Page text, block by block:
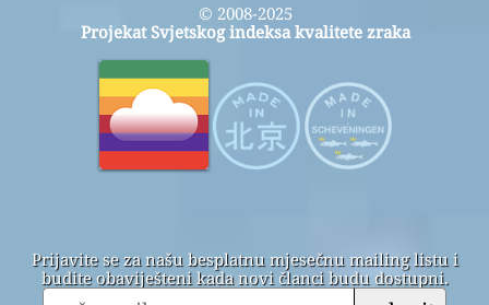
© 2008-2025
Projekat Svjetskog indeksa kvalitete zraka
Prijavite se za našu besplatnu mjesečnu mailing listu i
budite obaviješteni kada novi članci budu dostupni.